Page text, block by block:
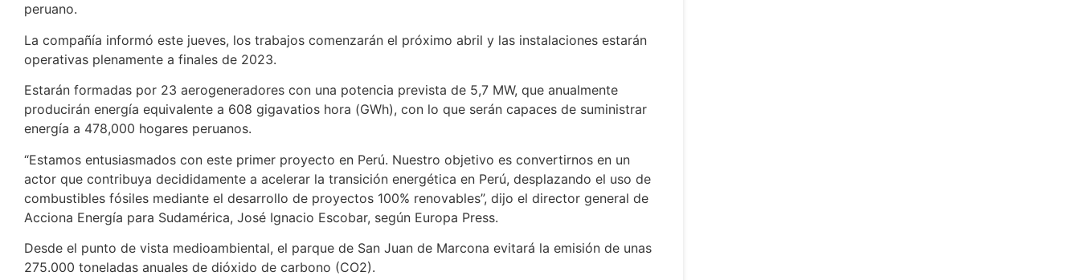
peruano.
La compañía informó este jueves, los trabajos comenzarán el próximo abril y las instalaciones estarán
operativas plenamente a finales de 2023.
Estarán formadas por 23 aerogeneradores con una potencia prevista de 5,7 MW, que anualmente
producirán energía equivalente a 608 gigavatios hora (GWh), con lo que serán capaces de suministrar
energía a 478,000 hogares peruanos.
“Estamos entusiasmados con este primer proyecto en Perú. Nuestro objetivo es convertirnos en un
actor que contribuya decididamente a acelerar la transición energética en Perú, desplazando el uso de
combustibles fósiles mediante el desarrollo de proyectos 100% renovables”, dijo el director general de
Acciona Energía para Sudamérica, José Ignacio Escobar, según Europa Press.
Desde el punto de vista medioambiental, el parque de San Juan de Marcona evitará la emisión de unas
275.000 toneladas anuales de dióxido de carbono (CO2).